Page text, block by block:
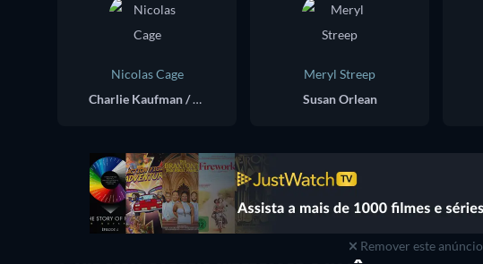
Nicolas Cage
Charlie Kaufman / Donald Kaufman
Meryl Streep
Susan Orlean
Remover este anúncio